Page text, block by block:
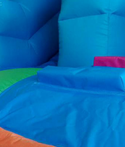
o feste a tema)